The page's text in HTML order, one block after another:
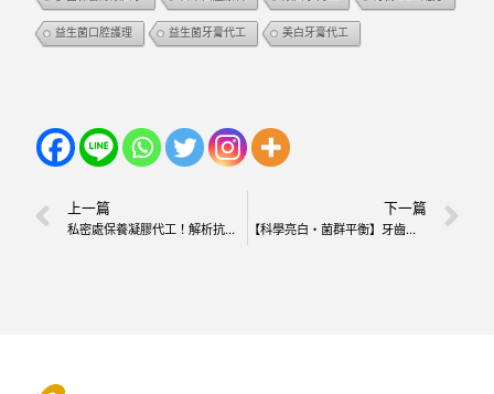
益生菌口腔護理 益生菌牙膏代工 美白牙膏代工
上一篇
私密處保養凝膠代工！解析抗菌x保濕x菌叢平衡三大關鍵
下一篇
【科學亮白・菌群平衡】牙齒調色精華牙膏成分解密